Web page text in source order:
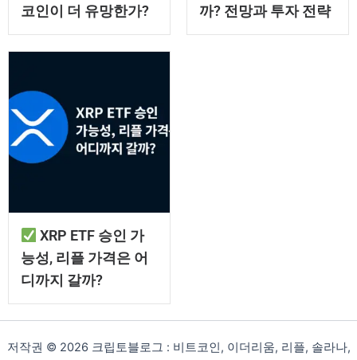
코인이 더 유망한가?
까? 전망과 투자 전략
XRP ETF 승인 가
능성, 리플 가격은 어
디까지 갈까?
저작권 © 2026 크립토블로그 : 비트코인, 이더리움, 리플, 솔라나,